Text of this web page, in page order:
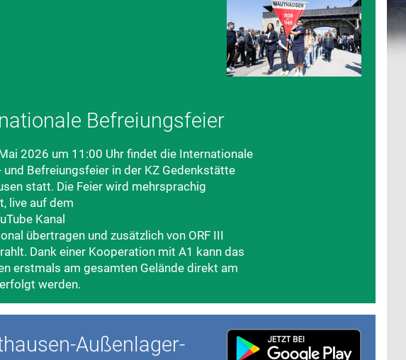
Befreiungsfeier
2026 um 11:00 Uhr findet die Internationale
und Befreiungsfeier in der KZ Gedenkstätte
statt. Die Feier wird mehrsprachig
live auf dem
Kanal
übertragen und zusätzlich von ORF III
Dank einer Kooperation mit A1 kann das
erstmals am gesamten Gelände direkt am
werden.
Außenlager-